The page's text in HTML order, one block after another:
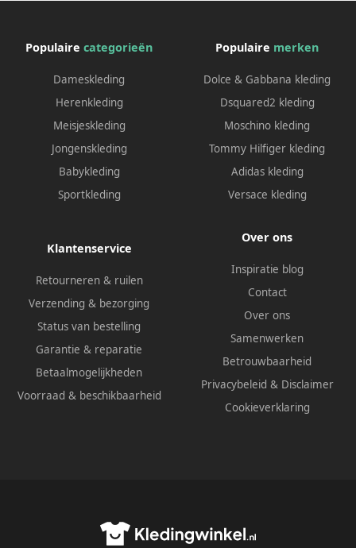
Populaire categorieën
Dameskleding
Herenkleding
Meisjeskleding
Jongenskleding
Babykleding
Sportkleding
Populaire merken
Dolce & Gabbana kleding
Dsquared2 kleding
Moschino kleding
Tommy Hilfiger kleding
Adidas kleding
Versace kleding
Klantenservice
Retourneren & ruilen
Verzending & bezorging
Status van bestelling
Garantie & reparatie
Betaalmogelijkheden
Voorraad & beschikbaarheid
Over ons
Inspiratie blog
Contact
Over ons
Samenwerken
Betrouwbaarheid
Privacybeleid & Disclaimer
Cookieverklaring